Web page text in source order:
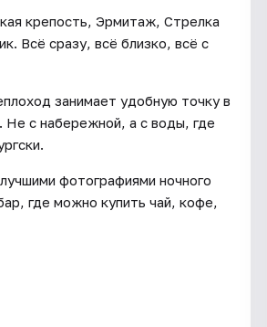
крепость, Эрмитаж, Стрелка
Всё сразу, всё близко, всё с
занимает удобную точку в
с набережной, а с воды, где
фотографиями ночного
где можно купить чай, кофе,